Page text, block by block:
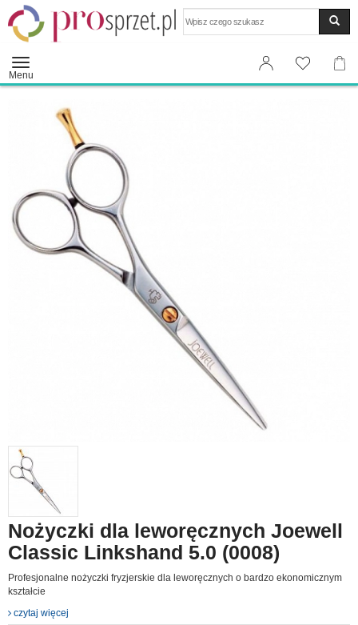
Menu
Nożyczki dla leworęcznych Joewell
Classic Linkshand 5.0 (0008)
Profesjonalne nożyczki fryzjerskie dla leworęcznych o bardzo ekonomicznym
kształcie
czytaj więcej